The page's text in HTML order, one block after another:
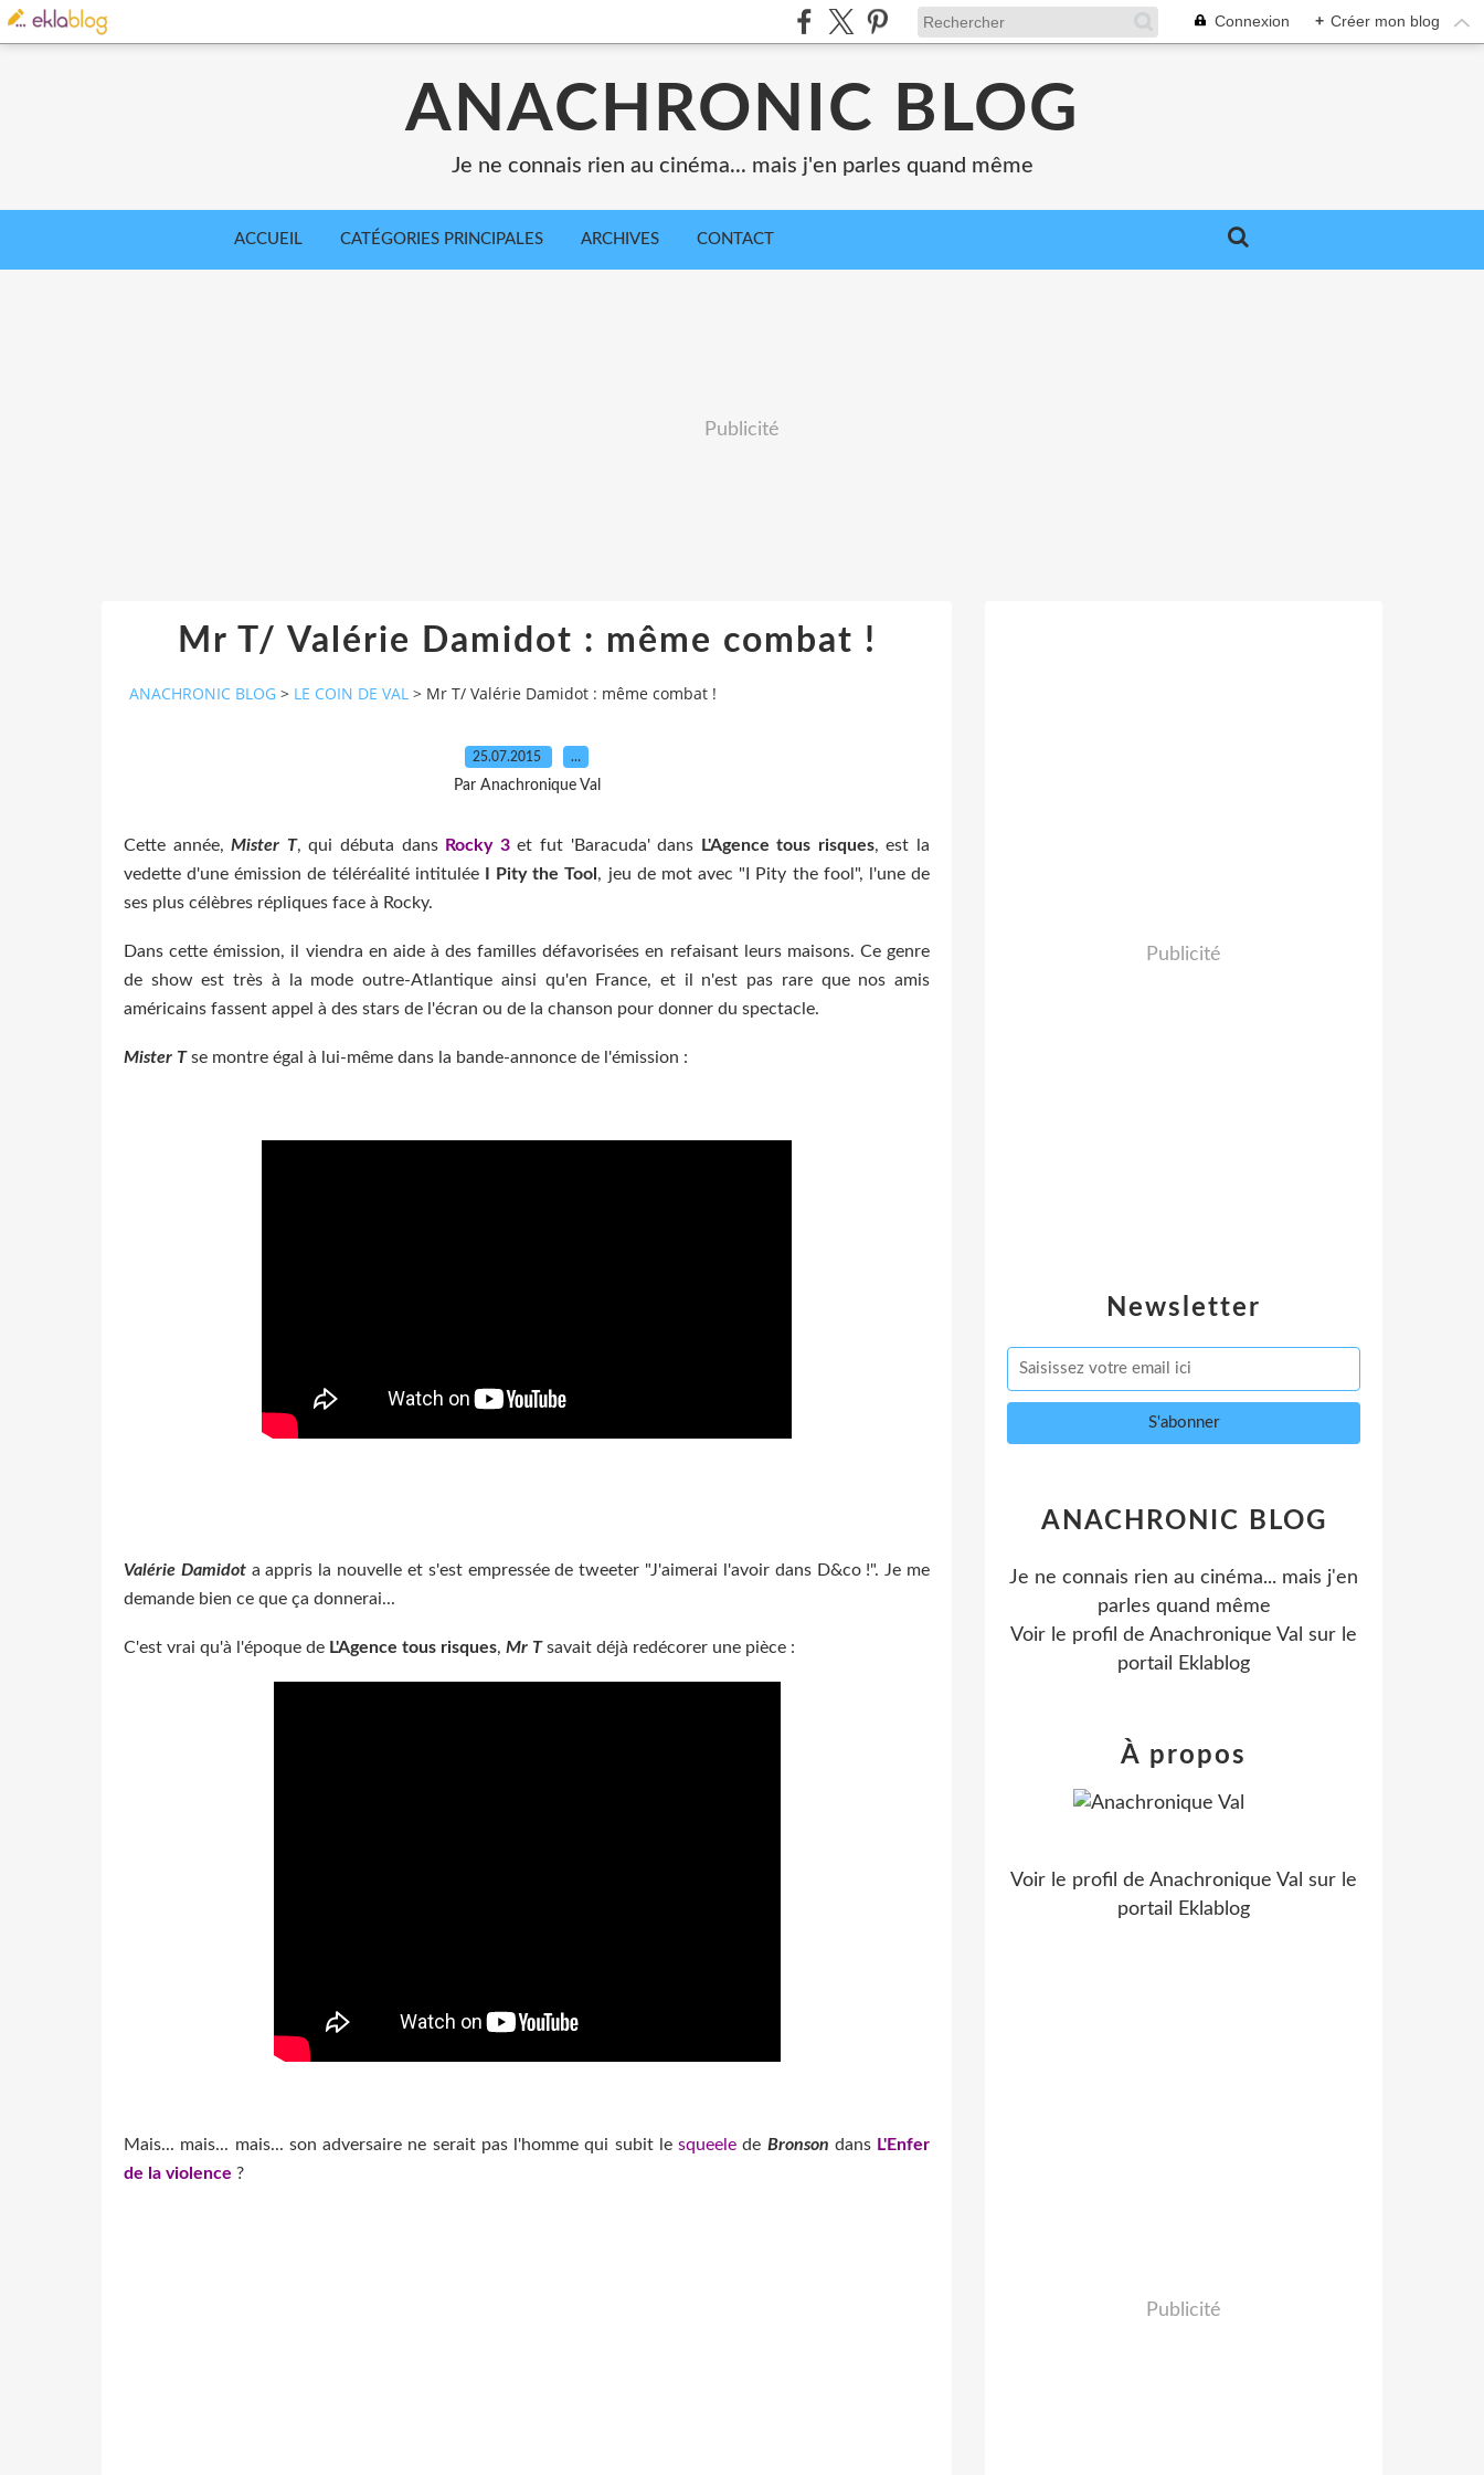
Connexion + Créer mon blog
ANACHRONIC BLOG
Je ne connais rien au cinéma... mais j'en parles quand même
ACCUEIL CATÉGORIES PRINCIPALES ARCHIVES CONTACT
Publicité
Mr T/ Valérie Damidot : même combat !
ANACHRONIC BLOG > LE COIN DE VAL > Mr T/ Valérie Damidot : même combat !
25.07.2015 …
Par Anachronique Val
Cette année,Mister T, qui débuta dans Rocky 3 et fut 'Baracuda' dans L'Agence tous risques, est la
vedette d'une émission de téléréalité intituléeI Pity the Tool , jeu de mot avec "I Pity the fool", l'une de
ses plus célèbres répliques face à Rocky.
Dans cette émission, il viendra en aide à des familles défavorisées en refaisant leurs maisons. Ce genre
de show est très à la mode outre-Atlantique ainsi qu'en France, et il n'est pas rare que nos amis
américains fassent appel à des stars de l'écran ou de la chanson pour donner du spectacle.
Mister T se montre égal à lui-même dans la bande-annonce de l'émission :
Valérie Damidot a appris la nouvelle et s'est empressée de tweeter "J'aimerai l'avoir dans D&co !". Je me
demande bien ce que ça donnerai...
C'est vrai qu'à l'époque de L'Agence tous risques, Mr Tsavait déjà redécorer une pièce :
Mais... mais... mais... son adversaire ne serait pas l'homme qui subit lesqueele de Bronson dans L'Enfer
de la violence ?
Newsletter
Publicité
ANACHRONIC BLOG
Je ne connais rien au cinéma... mais j'en
parles quand même
Voir le profil de Anachronique Val sur le
portail Eklablog
À propos
Voir le profil de Anachronique Val sur le
portail Eklablog
Publicité